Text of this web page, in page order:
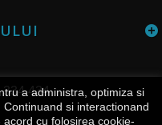
334 434
a administra, optimiza si
si interactionand
cu folosirea cookie-